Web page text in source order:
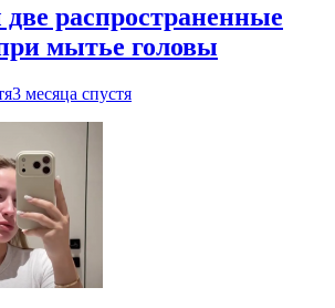
распространенные
мытье головы
3 месяца спустя